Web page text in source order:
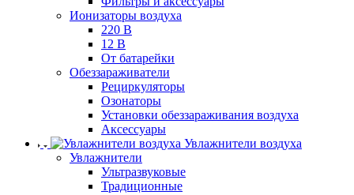
Ионизаторы воздуха
220 В
12 В
От батарейки
Обеззараживатели
Рециркуляторы
Озонаторы
Установки обеззараживания воздуха
Аксессуары
Увлажнители воздуха
Увлажнители
Ультразвуковые
Традиционные